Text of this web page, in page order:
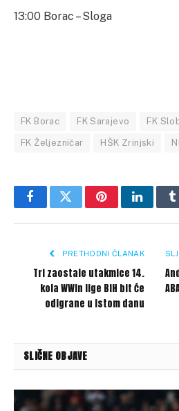
13:00 Borac – Sloga
FK Borac FK Sarajevo FK
FK Željezničar HŠK Zrinjski
FacebookTwitterPinterest
PRETHODNI ČLANAK
Tri zaostale utakmice 14.
kola WWin lige BiH bit će
odigrane u istom danu
SLIČNE OBJAVE